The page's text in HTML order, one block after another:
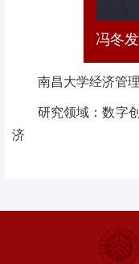
冯冬发
南昌大学经济管
研究领域：数字
济